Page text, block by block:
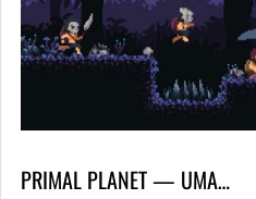
PRIMAL PLANET — UMA…